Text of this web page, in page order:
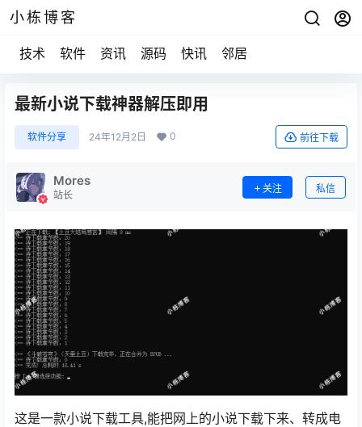
小栋博客
技术 软件 资讯 源码 快讯 邻居
最新小说下载神器解压即用
软件分享 24年12月2日 0 前往下载
Mores
站长
关注 私信
这是一款小说下载工具,能把网上的小说下载下来、转成电